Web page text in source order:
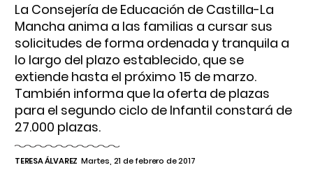
La Consejería de Educación de Castilla-La
Mancha anima a las familias a cursar sus
solicitudes de forma ordenada y tranquila a
lo largo del plazo establecido, que se
extiende hasta el próximo 15 de marzo.
También informa que la oferta de plazas
para el segundo ciclo de Infantil constará de
27.000 plazas.
TERESA ÁLVAREZ Martes, 21 de febrero de 2017